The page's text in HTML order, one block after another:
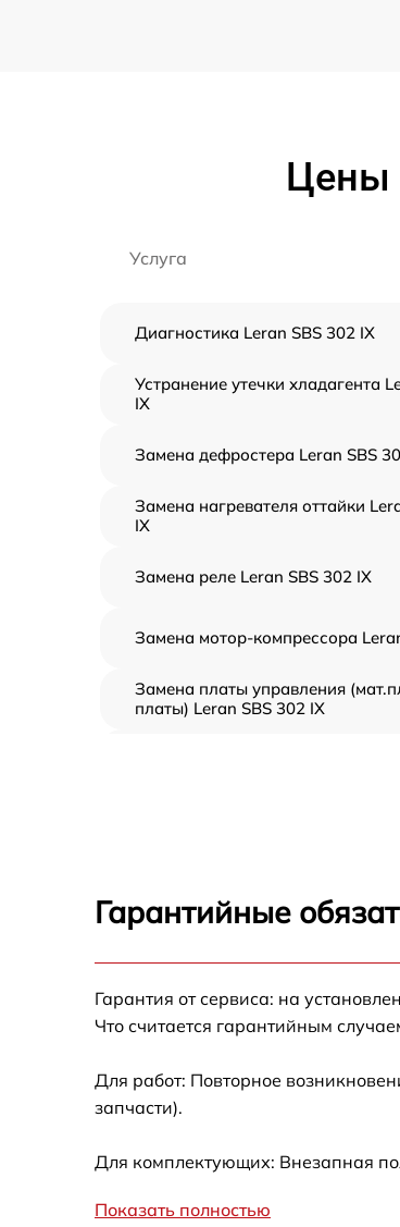
Цены
Услуга
Диагностика Leran SBS 302 IX
Устранение утечки хладагента
IX
Замена дефростера Leran SBS
Замена нагревателя оттайки
IX
Замена реле Leran SBS 302 IX
Замена мотор-компрессора
Замена платы управления
платы) Leran SBS 302 IX
Замена электросхемы Leran SBS
Устранение засора
Ремонт датчика морозильного
Гарантийные
Гарантия от сервиса: на
Что считается гарантийным
Для работ: Повторное
запчасти).
Для комплектующих: Внезапная
Показать полностью